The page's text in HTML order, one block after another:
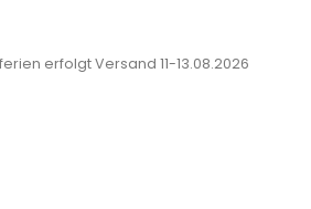
erfolgt Versand 11-13.08.2026